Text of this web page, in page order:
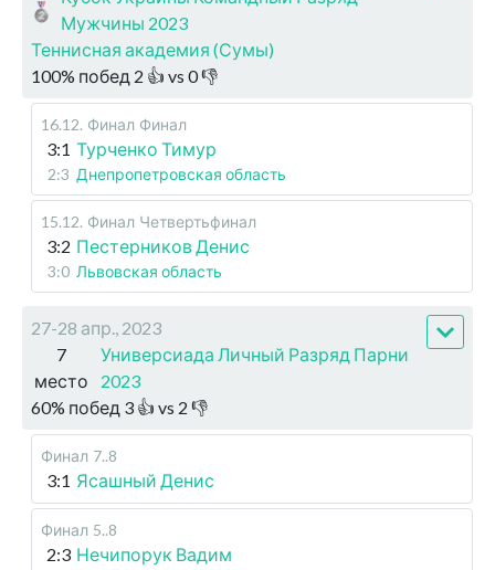
Мужчины 2023
Теннисная академия (Сумы)
100% побед 2 👍 vs 0👎
16.12. Финал Финал
3:1 Турченко Тимур
2:3 Днепропетровская область
15.12. Финал Четвертьфинал
3:2 Пестерников Денис
3:0 Львовская область
27-28 апр., 2023
7
место
Универсиада Личный Разряд Парни
2023
60% побед 3 👍 vs 2 👎
Финал 7..8
3:1 Ясашный Денис
Финал 5..8
2:3 Нечипорук Вадим